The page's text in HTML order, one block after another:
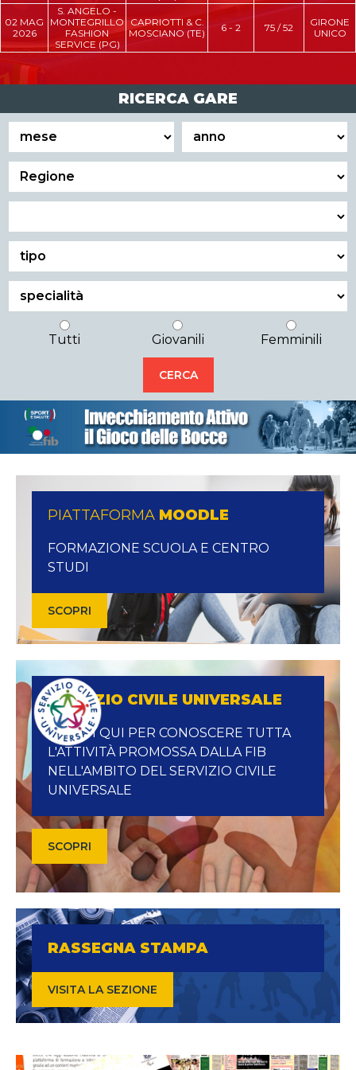
02 MAG
2026
S. ANGELO -
MONTEGRILLO
FASHION
SERVICE (PG)
CAPRIOTTI & C.
MOSCIANO (TE)
6 - 2 75 / 52
GIRONE
UNICO
2026
NOVENTA
GAGLIANICO
DI GIRAUDO
RICERCA GARE
Tutti Giovanili Femminili
PIATTAFORMA MOODLE
FORMAZIONE SCUOLA E CENTRO
STUDI
SCOPRI
SERVIZIO CIVILE UNIVERSALE
ACCEDI QUI PER CONOSCERE TUTTA
L'ATTIVITÀ PROMOSSA DALLA FIB
NELL'AMBITO DEL SERVIZIO CIVILE
UNIVERSALE
SCOPRI
RASSEGNA STAMPA
VISITA LA SEZIONE